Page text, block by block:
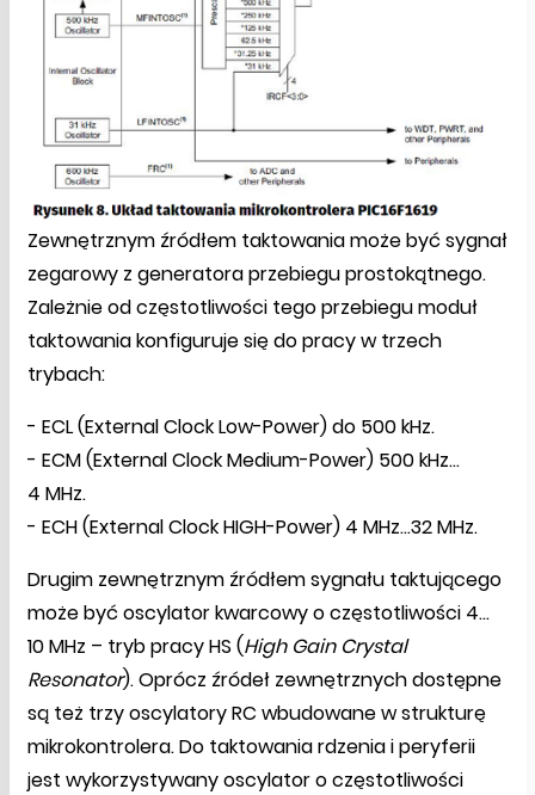
Zewnętrznym źródłem taktowania może być sygnał
zegarowy z generatora przebiegu prostokątnego.
Zależnie od częstotliwości tego przebiegu moduł
taktowania konfiguruje się do pracy w trzech
trybach:
- ECL (External Clock Low-Power) do 500 kHz.
- ECM (External Clock Medium-Power) 500 kHz…
4 MHz.
- ECH (External Clock HIGH-Power) 4 MHz…32 MHz.
Drugim zewnętrznym źródłem sygnału taktującego
może być oscylator kwarcowy o częstotliwości 4…
10 MHz – tryb pracy HS (High Gain Crystal
Resonator). Oprócz źródeł zewnętrznych dostępne
są też trzy oscylatory RC wbudowane w strukturę
mikrokontrolera. Do taktowania rdzenia i peryferii
jest wykorzystywany oscylator o częstotliwości